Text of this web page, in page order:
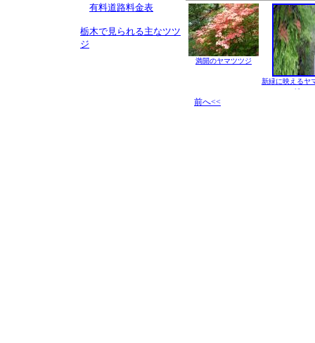
有料道路料金表
栃木で見られる主なツツ
ジ
満開のヤマツツジ
新緑に映えるヤ
ジ
前へ<<